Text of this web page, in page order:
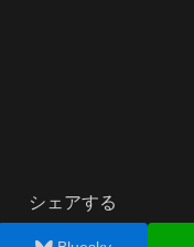
シェアする